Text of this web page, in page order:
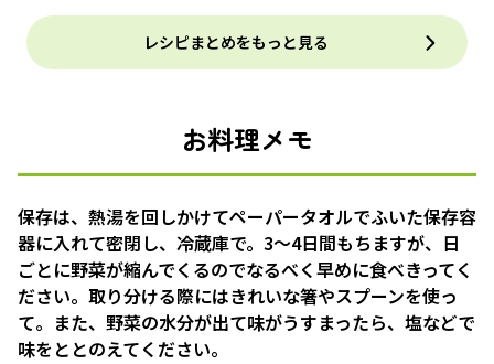
レシピまとめをもっと見る
お料理メモ
保存は、熱湯を回しかけてペーパータオルでふいた保存容
器に入れて密閉し、冷蔵庫で。3〜4日間もちますが、日
ごとに野菜が縮んでくるのでなるべく早めに食べきってく
ださい。取り分ける際にはきれいな箸やスプーンを使っ
て。また、野菜の水分が出て味がうすまったら、塩などで
味をととのえてください。